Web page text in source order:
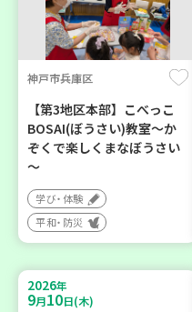
神戸市兵庫区
【第3地区本部】こべっこ
BOSAI(ぼうさい)教室～か
ぞくで楽しくまなぼうさい
～
学び・体験
平和・防災
2026年
9月10日(木)